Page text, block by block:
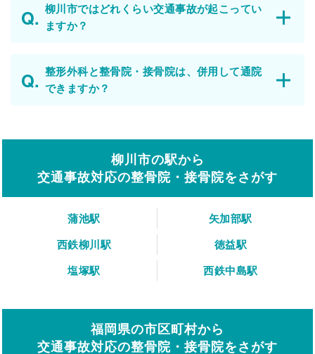
柳川市ではどれくらい交通事故が起こってい
ますか？
整形外科と整骨院・接骨院は、併用して通院
できますか？
柳川市の駅から
交通事故対応の整骨院・接骨院をさがす
蒲池駅
矢加部駅
西鉄柳川駅
徳益駅
塩塚駅
西鉄中島駅
福岡県の市区町村から
交通事故対応の整骨院・接骨院をさがす